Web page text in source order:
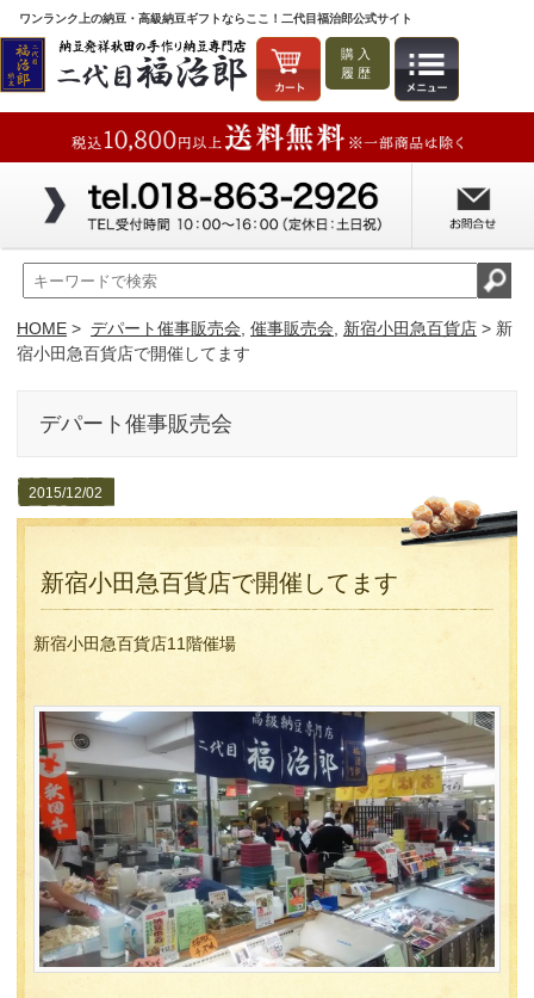
ワンランク上の納豆・高級納豆ギフトならここ！二代目福治郎公式サイト
購入
履歴
HOME > デパート催事販売会 催事販売会 新宿小田急百貨店 > 新
宿小田急百貨店で開催してます
デパート催事販売会
2015/12/02
新宿小田急百貨店で開催してます
新宿小田急百貨店11階催場